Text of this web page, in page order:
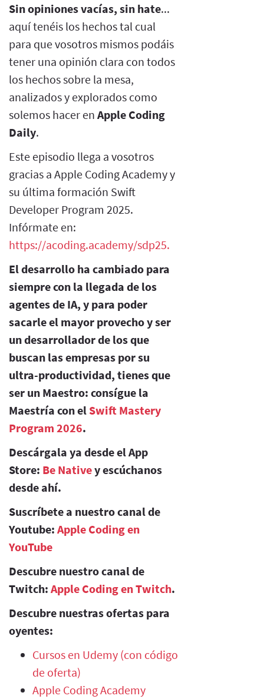
Sin opiniones vacías, sin hate...
aquí tenéis los hechos tal cual
para que vosotros mismos podáis
tener una opinión clara con todos
los hechos sobre la mesa,
analizados y explorados como
solemos hacer en Apple Coding
Daily.
Este episodio llega a vosotros
gracias a Apple Coding Academy y
su última formación Swift
Developer Program 2025.
Infórmate en:
https://acoding.academy/sdp25.
El desarrollo ha cambiado para
siempre con la llegada de los
agentes de IA, y para poder
sacarle el mayor provecho y ser
un desarrollador de los que
buscan las empresas por su
ultra-productividad, tienes que
ser un Maestro: consígue la
Maestría con el Swift Mastery
Program 2026.
Descárgala ya desde el App
Store: Be Nativey escúchanos
desde ahí.
Suscríbete a nuestro canal de
Youtube: Apple Coding en
YouTube
Descubre nuestro canal de
Twitch: Apple Coding en Twitch.
Descubre nuestras ofertas para
oyentes:
Cursos en Udemy (con código
de oferta)
Apple Coding Academy